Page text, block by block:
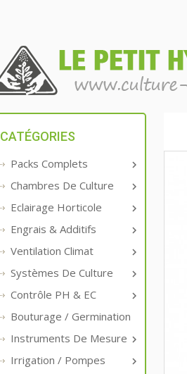
CATÉGORIES

Packs Complets

Chambres De Culture

Eclairage Horticole

Engrais & Additifs

Ventilation Climat

Systèmes De Culture

Contrôle PH & EC
Bouturage / Germination

Instruments De Mesure

Irrigation / Pompes